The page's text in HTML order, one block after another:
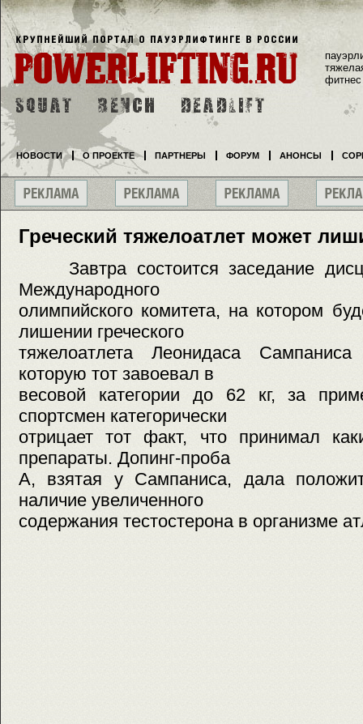
Греческий тяжелоатлет может
Завтра состоится заседание
Международного
олимпийского комитета, на котором
лишении греческого
тяжелоатлета Леонидаса
которую тот завоевал в
весовой категории до 62 кг, за
спортсмен категорически
отрицает тот факт, что принимал
препараты. Допинг-проба
А, взятая у Сампаниса, дала
наличие увеличенного
содержания тестостерона в организме
фитнес
НОВОСТИ О ПРОЕКТЕ ПАРТНЕРЫ ФОРУМ АНОНСЫ